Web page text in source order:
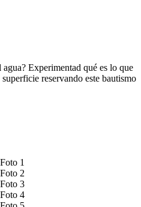
Experimentad qué es lo que
reservando este bautismo